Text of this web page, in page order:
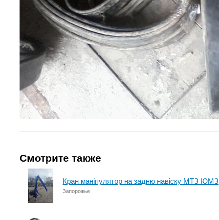
Смотрите также
Кран маніпулятор на задню навіску МТЗ ЮМЗ
Запорожье